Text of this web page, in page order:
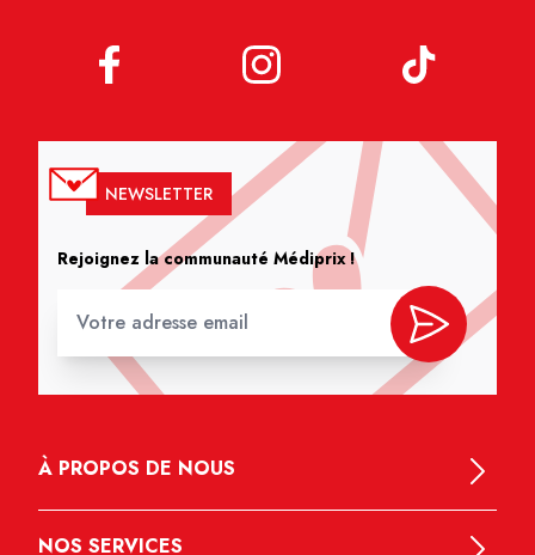
NEWSLETTER
Rejoignez la communauté Médiprix !
À PROPOS DE NOUS
NOS SERVICES